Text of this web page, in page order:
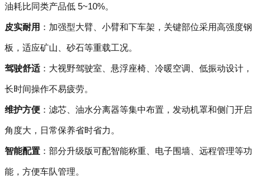
油耗比同类产品低 5~10%。
皮实耐用 ：加强型大臂、小臂和下车架，关键部位采用高强度钢
板，适应矿山、砂石等重载工况。
驾驶舒适 ：大视野驾驶室、悬浮座椅、冷暖空调、低振动设计，
长时间操作不易疲劳。
维护方便 ：滤芯、油水分离器等集中布置，发动机罩和侧门开启
角度大，日常保养省时省力。
智能配置 ：部分升级版可配智能称重、电子围墙、远程管理等功
能，方便车队管理。